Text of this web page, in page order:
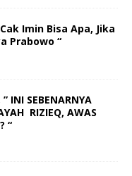
Imin Bisa Apa, Jika
Prabowo “
INI SEBENARNYA
RIZIEQ, AWAS
“